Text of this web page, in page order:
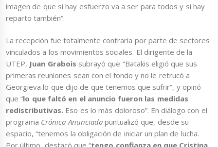
imagen de que si hay esfuerzo va a ser para todos y si hay
reparto también”.
La recepción fue totalmente contraria por parte de sectores
vinculados a los movimientos sociales. El dirigente de la
UTEP, Juan Grabois subrayó que “Batakis eligió que sus
primeras reuniones sean con el fondo y no le retrucó a
Georgieva lo que dijo de que tenemos que sufrir”, y opinó
que “lo que faltó en el anuncio fueron las medidas
redistributivas. Eso es lo más doloroso”. En diálogo con el
programa Crónica Anunciadapuntualizó que, desde su
espacio, “tenemos la obligación de iniciar un plan de lucha.